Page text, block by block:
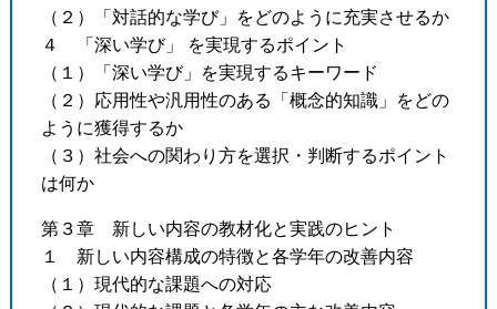
（２）「対話的な学び」をどのように充実させるか
４ 「深い学び」 を実現するポイント
（１）「深い学び」を実現するキーワード
（２）応用性や汎用性のある「概念的知識」をどの
ように獲得するか
（３）社会への関わり方を選択・判断するポイント
は何か
第３章 新しい内容の教材化と実践のヒント
１ 新しい内容構成の特徴と各学年の改善内容
（１）現代的な課題への対応